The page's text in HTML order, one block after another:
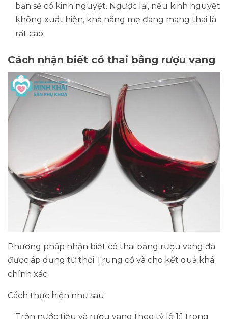
bạn sẽ có kinh nguyệt. Ngược lại, nếu kinh nguyệt
không xuất hiện, khả năng mẹ đang mang thai là
rất cao.
Cách nhận biết có thai bằng rượu vang
Phương pháp nhận biết có thai bằng rượu vang đã
được áp dụng từ thời Trung cổ và cho kết quả khá
chính xác.
Cách thực hiện như sau:
Trộn nước tiểu và rượu vang theo tỷ lệ 1:1 trong